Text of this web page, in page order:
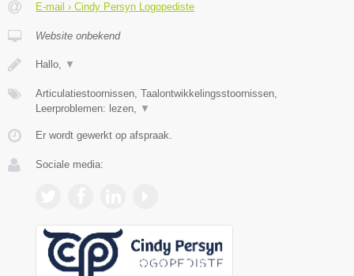
E-mail › Cindy Persyn Logopediste
Website onbekend
Hallo, ▼
Articulatiestoornissen, Taalontwikkelingsstoornissen,
Leerproblemen: lezen, ▼
Er wordt gewerkt op afspraak.
Sociale media: